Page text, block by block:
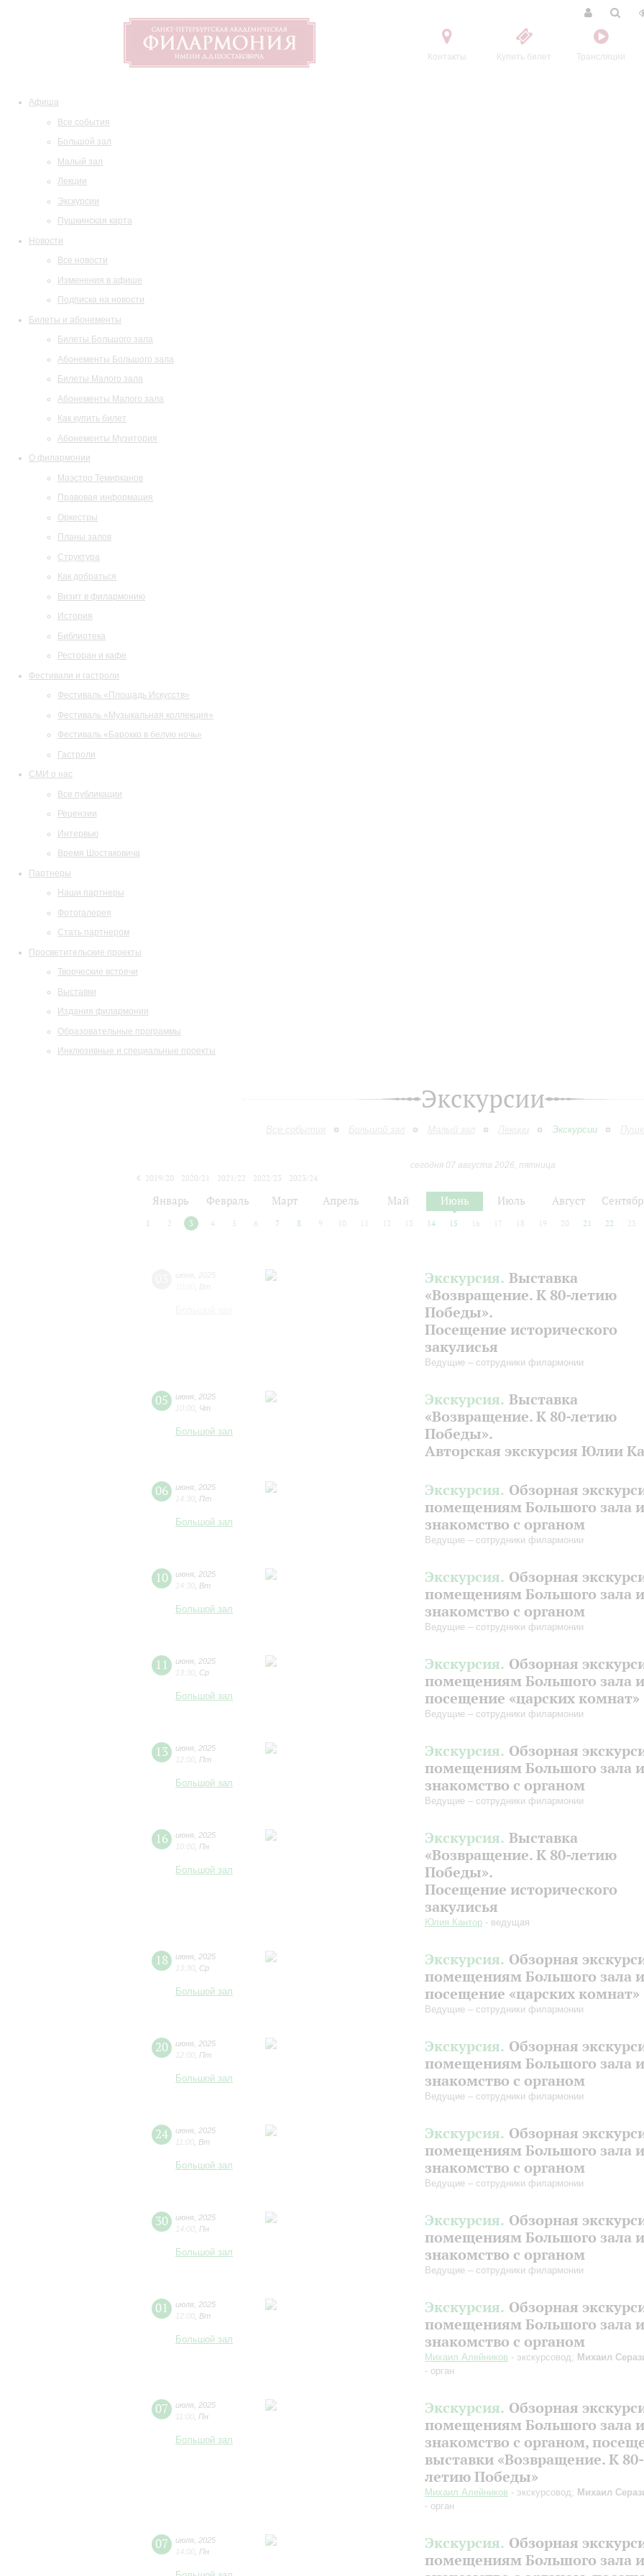
Контакты Купить билет Трансляции
Афиша
Все события
Большой зал
Малый зал
Лекции
Экскурсии
Пушкинская карта
Новости
Все новости
Изменения в афише
Подписка на новости
Билеты и абонементы
Билеты Большого зала
Абонементы Большого зала
Билеты Малого зала
Абонементы Малого зала
Как купить билет
Абонементы Музитория
О филармонии
Маэстро Темирканов
Правовая информация
Оркестры
Планы залов
Структура
Как добраться
Визит в филармонию
История
Библиотека
Ресторан и кафе
Фестивали и гастроли
Фестиваль «Площадь Искусств»
Фестиваль «Музыкальная коллекция»
Фестиваль «Барокко в белую ночь»
Гастроли
СМИ о нас
Все публикации
Рецензии
Интервью
Время Шостаковича
Партнеры
Наши партнеры
Фотогалерея
Стать партнером
Просветительские проекты
Творческие встречи
Выставки
Издания филармонии
Образовательные программы
Инклюзивные и специальные проекты
Экскурсии
Все события Большой зал Малый зал Лекции Экскурсии
сегодня 07 августа 2026, пятница
2019/20
2020/21 2021/22 2022/23
2023/24
Январь Февраль Март Апрель Май Июнь Июль Август
1 2 3 4 5 6 7 8 9 10 12 13 14 15 16 17 18 19 20 21 22 23
Экскурсия. Выставка
«Возвращение. К 80-летию
Победы».
Посещение исторического
закулисья
Ведущие – сотрудники филармонии
05 июня 2025
10:00 Чт
Большой зал
Экскурсия. Выставка
«Возвращение. К 80-летию
Победы».
Авторская экскурсия Юлии
06 июня 2025
14:30 Пт
Большой зал
Экскурсия. Обзорная
помещениям Большого зала и
знакомство с органом
Ведущие – сотрудники филармонии
10 июня 2025
14:30 Вт
Большой зал
Экскурсия. Обзорная
помещениям Большого зала и
знакомство с органом
Ведущие – сотрудники филармонии
11 июня 2025
13:30 Ср
Большой зал
Экскурсия. Обзорная
помещениям Большого зала и
посещение «царских комнат»
Ведущие – сотрудники филармонии
13 июня 2025
12:00 Пт
Большой зал
Экскурсия. Обзорная
помещениям Большого зала и
знакомство с органом
Ведущие – сотрудники филармонии
16 июня 2025
10:00 Пн
Большой зал
Экскурсия. Выставка
«Возвращение. К 80-летию
Победы».
Посещение исторического
закулисья
Юлия Кантор - ведущая
18 июня 2025
13:30 Ср
Большой зал
Экскурсия. Обзорная
помещениям Большого зала и
посещение «царских комнат»
Ведущие – сотрудники филармонии
20 июня 2025
12:00 Пт
Большой зал
Экскурсия. Обзорная
помещениям Большого зала и
знакомство с органом
Ведущие – сотрудники филармонии
24 июня 2025
11:00 Вт
Большой зал
Экскурсия. Обзорная
помещениям Большого зала и
знакомство с органом
Ведущие – сотрудники филармонии
30 июня 2025
14:00 Пн
Большой зал
Экскурсия. Обзорная
помещениям Большого зала и
знакомство с органом
Ведущие – сотрудники филармонии
01 июля 2025
12:00 Вт
Большой зал
Экскурсия. Обзорная
помещениям Большого зала и
знакомство с органом
Михаил Алейников - экскурсовод; Михаил
- орган
07 июля 2025
11:00 Пн
Большой зал
Экскурсия. Обзорная
помещениям Большого зала и
знакомство с органом,
выставки «Возвращение. К 80-
летию Победы»
Михаил Алейников - экскурсовод; Михаил
- орган
07 июля 2025
14:00 Пн Экскурсия. Обзорная
помещениям Большого зала и